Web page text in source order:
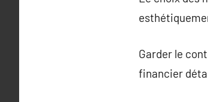
Garder le
financier